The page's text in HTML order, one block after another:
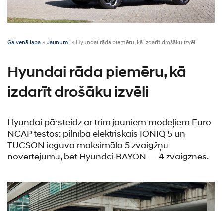
Galvenā lapa » Jaunumi » Hyundai rāda piemēru, kā izdarīt drošāku izvēli
Hyundai rāda piemēru, kā
izdarīt drošāku izvēli
Hyundai pārsteidz ar trim jauniem modeļiem Euro
NCAP testos: pilnībā elektriskais IONIQ 5 un
TUCSON ieguva maksimālo 5 zvaigžņu
novērtējumu, bet Hyundai BAYON — 4 zvaigznes.